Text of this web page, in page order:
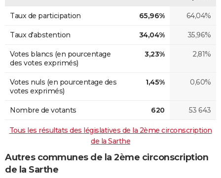
Taux de participation 65,96% 64,04%
Taux d'abstention 34,04% 35,96%
Votes blancs (en pourcentage
des votes exprimés)
3,23% 2,81%
Votes nuls (en pourcentage des
votes exprimés)
1,45% 0,60%
Nombre de votants 620 53 643
Tous les résultats des législatives de la 2ème circonscription
de la Sarthe
Autres communes de la 2ème circonscription
de la Sarthe